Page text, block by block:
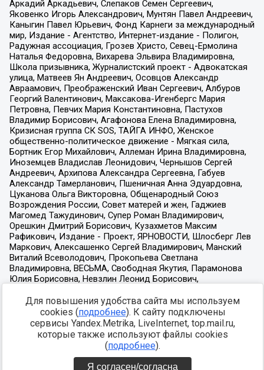
Для повышения удобства сайта мы используем
cookies (подробнее). К сайту подключены
сервисы Yandex.Metrika, LiveInternet, top.mail.ru,
которые также используют файлы cookies
(подробнее).
Я согласен/согласна